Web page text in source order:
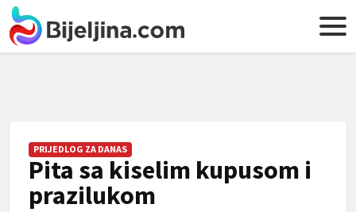
PRIJEDLOG ZA DANAS
Pita sa kiselim kupusom i
prazilukom